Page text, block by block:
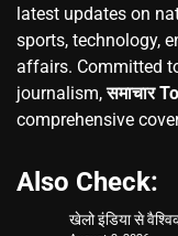
latest updates on
sports, technology,
affairs. Committed
journalism,समाचार
comprehensive
Also Check:
खेलो इंडिया से